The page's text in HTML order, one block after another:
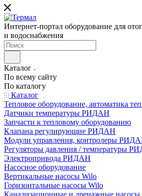
Интернет-портал оборудование для
и водоснабжения
Каталог
По всему сайту
По каталогу
Каталог
Тепловое оборудование, автоматика
Датчики температуры РИДАН
Запчасти к тепловому оборудованию
Клапана регулирующие РИДАН
Модули управления, контролеры
Регуляторы давления / температуры
Электропривода РИДАН
Насосное оборудование
Вертикальные насосы Wilo
Горизонтальные насосы Wilo
Канализационные и дренажные насосы